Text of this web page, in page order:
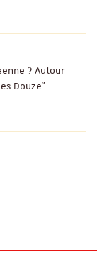
? Autour
Douze"